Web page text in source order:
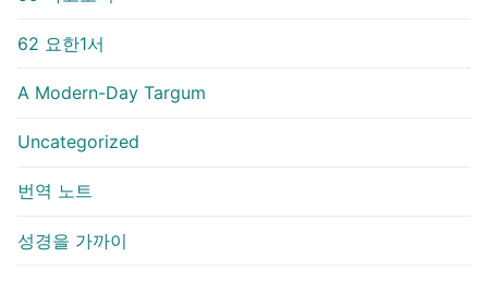
62 요한1서
A Modern-Day Targum
Uncategorized
번역 노트
성경을 가까이